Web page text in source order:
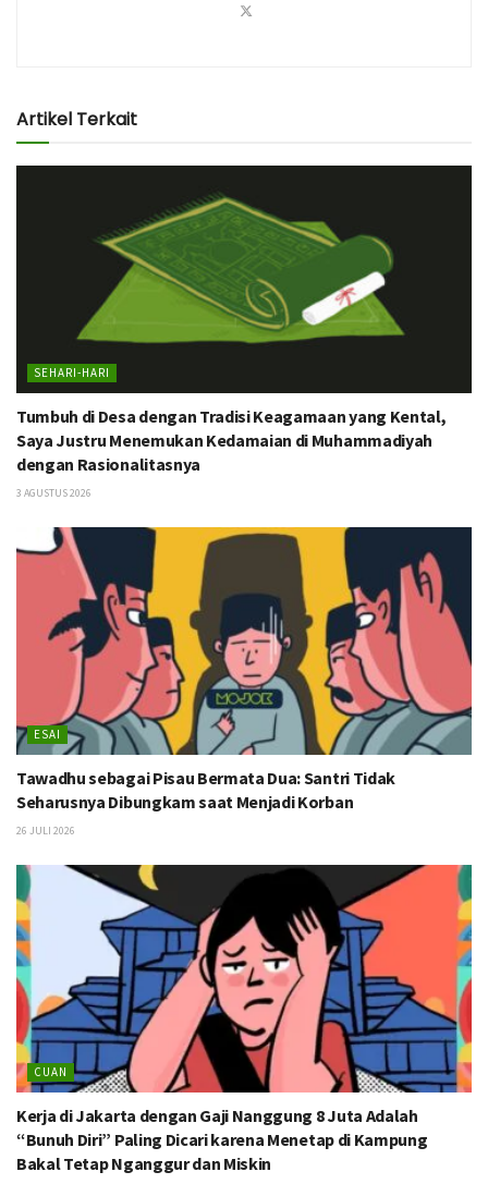
Artikel Terkait
SEHARI-HARI
Tumbuh di Desa dengan Tradisi Keagamaan yang Kental,
Saya Justru Menemukan Kedamaian di Muhammadiyah
dengan Rasionalitasnya
3 AGUSTUS 2026
ESAI
Tawadhu sebagai Pisau Bermata Dua: Santri Tidak
Seharusnya Dibungkam saat Menjadi Korban
26 JULI 2026
CUAN
Kerja di Jakarta dengan Gaji Nanggung 8 Juta Adalah
“Bunuh Diri” Paling Dicari karena Menetap di Kampung
Bakal Tetap Nganggur dan Miskin